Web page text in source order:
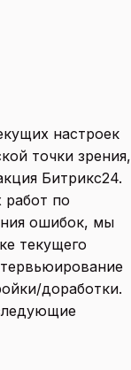
настроек
точки зрения,
Битрикс24.
работ по
ошибок, мы
текущего
доработки.